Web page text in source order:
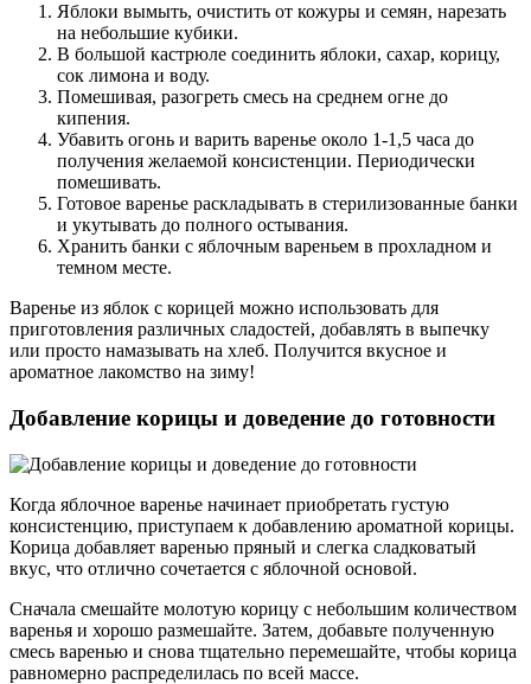
Яблоки вымыть, очистить от кожуры и семян, нарезать
на небольшие кубики.
В большой кастрюле соединить яблоки, сахар, корицу,
сок лимона и воду.
Помешивая, разогреть смесь на среднем огне до
кипения.
Убавить огонь и варить варенье около 1-1,5 часа до
получения желаемой консистенции. Периодически
помешивать.
Готовое варенье раскладывать в стерилизованные банки
и укутывать до полного остывания.
Хранить банки с яблочным вареньем в прохладном и
темном месте.
Варенье из яблок с корицей можно использовать для
приготовления различных сладостей, добавлять в выпечку
или просто намазывать на хлеб. Получится вкусное и
ароматное лакомство на зиму!
Добавление корицы и доведение до готовности
Когда яблочное варенье начинает приобретать густую
консистенцию, приступаем к добавлению ароматной корицы.
Корица добавляет варенью пряный и слегка сладковатый
вкус, что отлично сочетается с яблочной основой.
Сначала смешайте молотую корицу с небольшим количеством
варенья и хорошо размешайте. Затем, добавьте полученную
смесь варенью и снова тщательно перемешайте, чтобы корица
равномерно распределилась по всей массе.